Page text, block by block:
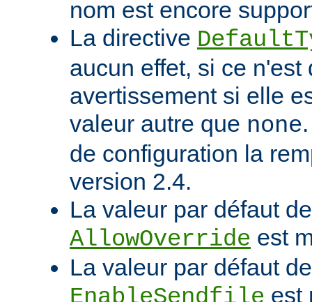
nom est encore
La directive
aucun effet, si ce n'est
avertissement si elle
valeur autre que none
de configuration la
version 2.4.
La valeur par défaut
AllowOverride est
La valeur par défaut
est